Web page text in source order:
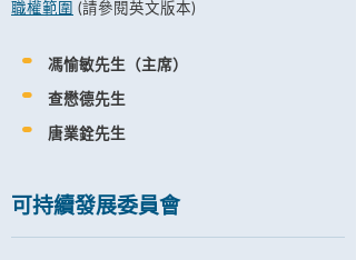
職權範圍 (請參閱英文版本)
馮愉敏先生（主席）
查懋德先生
唐業銓先生
可持續發展委員會